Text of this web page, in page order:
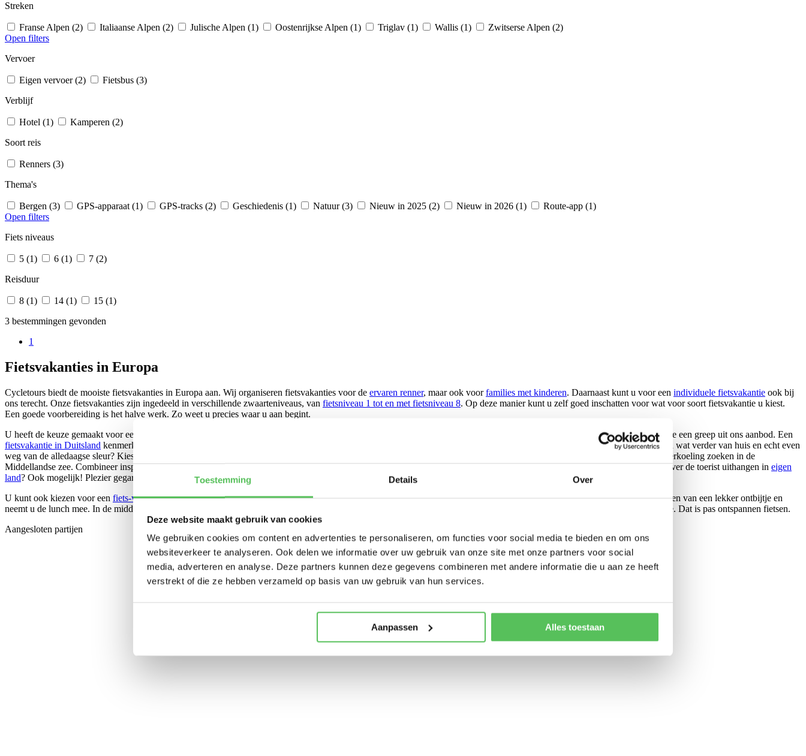
Toestemming Details Over
Deze website maakt gebruik van cookies
We gebruiken cookies om content en advertenties te personaliseren, om functies voor social media te bieden en om ons
websiteverkeer te analyseren. Ook delen we informatie over uw gebruik van onze site met onze partners voor social
media, adverteren en analyse. Deze partners kunnen deze gegevens combineren met andere informatie die u aan ze heeft
verstrekt of die ze hebben verzameld op basis van uw gebruik van hun services.
Aanpassen Alles toestaan
Streken
Franse Alpen (2) Italiaanse Alpen (2) Julische Alpen (1) Oostenrijkse Alpen (1) Triglav (1) Wallis (1)
Zwitserse Alpen (2)
Open filters
Vervoer
Eigen vervoer (2)
Fietsbus (3)
Verblijf
Hotel (1)
Kamperen (2)
Soort reis
Renners (3)
Thema's
Bergen (3) GPS-apparaat (1) GPS-tracks (2) Geschiedenis (1) Natuur (3) Nieuw in 2025 (2) Nieuw in 2026 (1)
Route-app (1)
Open filters
Fiets niveaus
5 (1) 6 (1)
7 (2)
Reisduur
8 (1) 14 (1)
15 (1)
3 bestemmingen gevonden
1
Fietsvakanties in Europa
Cycletours biedt de mooiste fietsvakanties in Europa aan. Wij organiseren fietsvakanties voor de ervaren renner, maar ook voorfamilies met kinderen. Daarnaast kunt u voor een individuele fietsvakantie ook bij
ons terecht. Onze fietsvakanties zijn ingedeeld in verschillende zwaarteniveaus, van fietsniveau 1 tot en met fietsniveau 8. Op deze manier kunt u zelf goed inschatten voor wat voor soort fietsvakantie u kiest.
Een goede voorbereiding is het halve werk. Zo weet u precies waar u aan begint.
U heeft de keuze gemaakt voor een fietstocht in Europa. Voor welk land kiest u dan? Wij bieden verschillende fietsreizen in zestien verschillende landen van Europa aan. Bij deze een greep uit ons aanbod. Een
fietsvakantie in Duitsland kenmerkt zich door de prachtige natuurgebieden en mooie fietsroutes langs de rivieren en afwisselende landschappen. Lekker dicht bij huis. Wilt u toch wat verder van huis en echt even
weg van de alledaagse sleur? Kies dan voor een vakantie in
. Door het mediterrane klimaat is het het hele jaar door goed fietsen in Spanje. Na een aangename rit kunt u verkoeling zoeken in de
Middellandse zee. Combineer inspanning met ontspanning. Denk daarnaast ook nog aan fietsvakanties in bijvoorbeeld
. Toch liever de toerist uithangen in eigen
land? Ook mogelijk! Plezier gegarandeerd.
U kunt ook kiezen voor een fiets-vaarvakantiein Europa. Terwijl u geniet op de fiets, vaart het schip van etappeplaats naar etappeplaats. In de ochtend kunt u op het schip genieten van een lekker ontbijtje en
neemt u de lunch mee. In de middag staat er koffie en thee klaar en kunt u even rustig opladen. U hoeft niet te slepen met bagage, maar het varende hotel reist gewoon met u mee. Dat is pas ontspannen fietsen.
Aangesloten partijen